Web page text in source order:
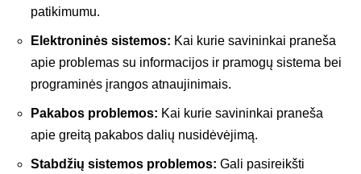
patikimumu.
Elektroninės sistemos: Kai kurie savininkai praneša
apie problemas su informacijos ir pramogų sistema bei
programinės įrangos atnaujinimais.
Pakabos problemos: Kai kurie savininkai praneša
apie greitą pakabos dalių nusidėvėjimą.
Stabdžių sistemos problemos: Gali pasireikšti